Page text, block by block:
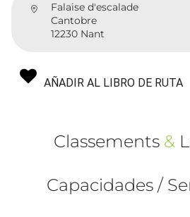
Falaise d'escalade
Cantobre
12230 Nant
AÑADIR AL LIBRO DE RUTA
Classements &
Capacidades /